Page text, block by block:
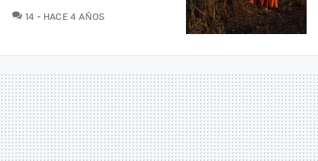
14 COMENTARIOS
HACE 4 AÑOS